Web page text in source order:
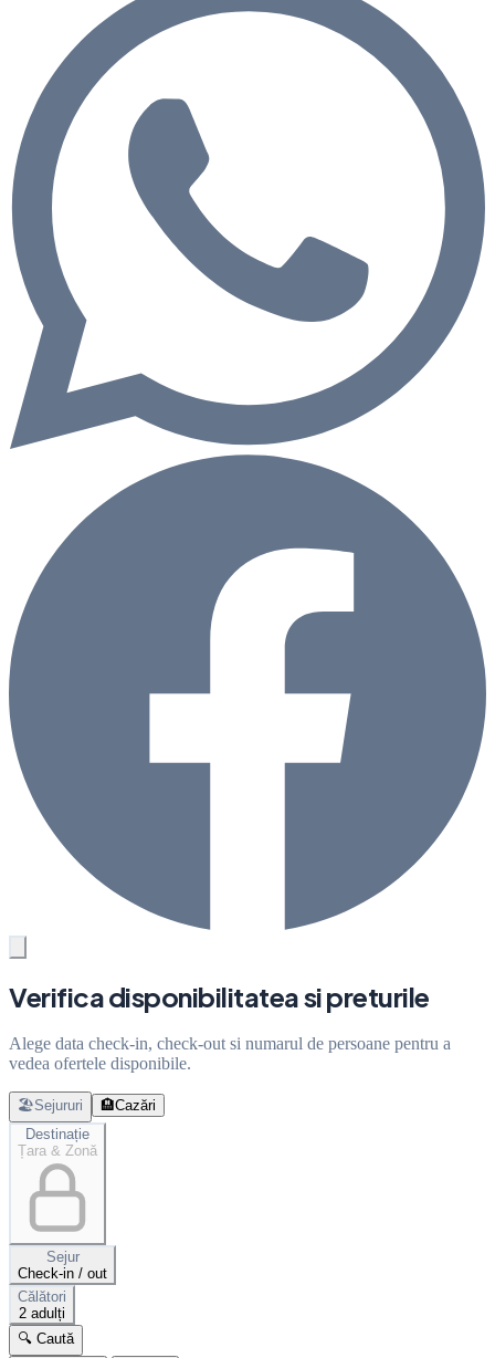
Verifica disponibilitatea si preturile
Alege data check-in, check-out si numarul de persoane pentru a
vedea ofertele disponibile.
🏖️Sejururi 🏨Cazări
Destinație
Țara & Zonă
Sejur
Check-in / out
Călători
2 adulți
🔍 Caută